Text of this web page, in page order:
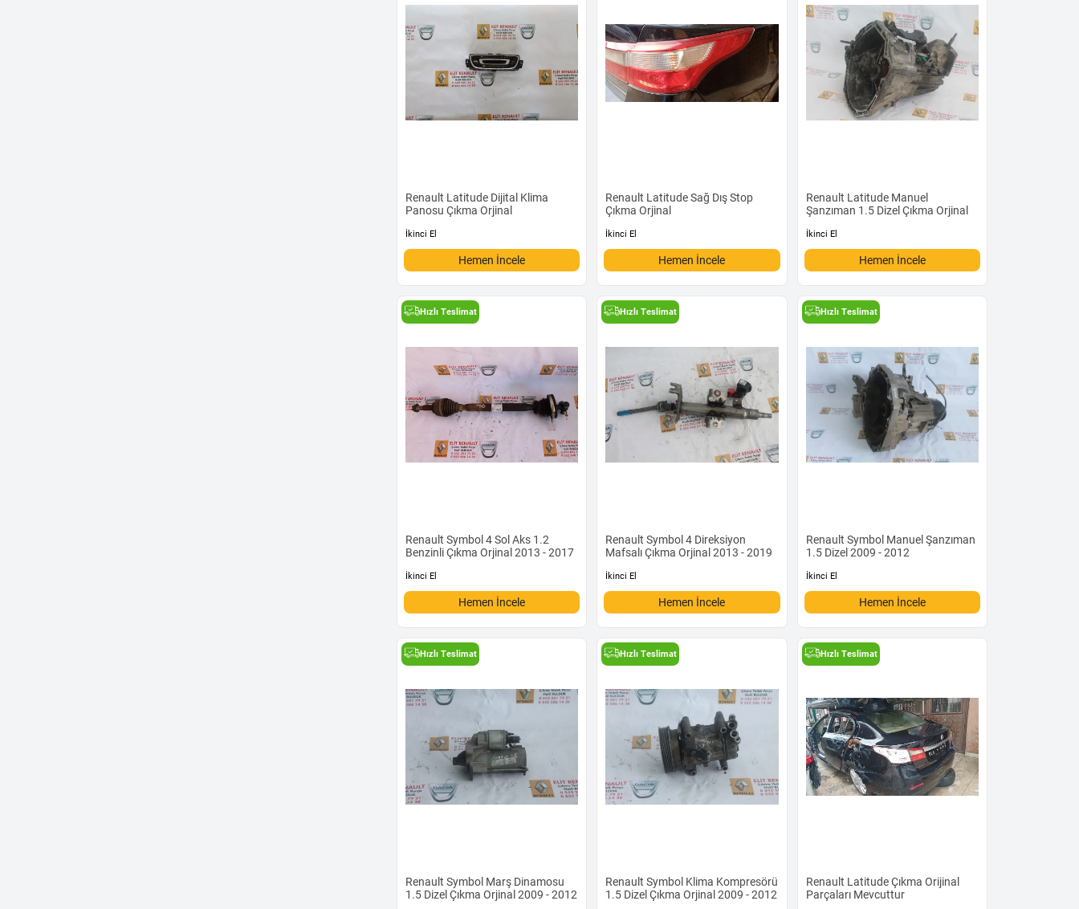
Renault Latitude Dijital Klima
Panosu Çıkma Orjinal
İkinci El
Hemen İncele
Renault Latitude Sağ Dış Stop
Çıkma Orjinal
İkinci El
Hemen İncele
Renault Latitude Manuel
Şanzıman 1.5 Dizel Çıkma Orjinal
İkinci El
Hemen İncele
Hızlı Teslimat
Renault Symbol 4 Sol Aks 1.2
Benzinli Çıkma Orjinal 2013 - 2017
İkinci El
Hemen İncele
Hızlı Teslimat
Renault Symbol 4 Direksiyon
Mafsalı Çıkma Orjinal 2013 - 2019
İkinci El
Hemen İncele
Hızlı Teslimat
Renault Symbol Manuel Şanzıman
1.5 Dizel 2009 - 2012
İkinci El
Hemen İncele
Hızlı Teslimat
Renault Symbol Marş Dinamosu
1.5 Dizel Çıkma Orjinal 2009 - 2012
Hızlı Teslimat
Renault Symbol Klima Kompresörü
1.5 Dizel Çıkma Orjinal 2009 - 2012
Hızlı Teslimat
Renault Latitude Çıkma Orijinal
Parçaları Mevcuttur